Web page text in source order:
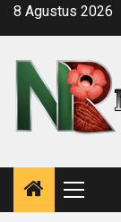
Skip8 Agustus 2026
Menu